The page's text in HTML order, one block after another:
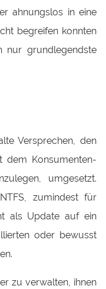
ahnungslos in eine
begreifen konnten
nur grundlegendste
Versprechen, den
dem Konsumenten-
umgesetzt.
zumindest für
als Update auf ein
oder bewusst
zu verwalten, ihnen